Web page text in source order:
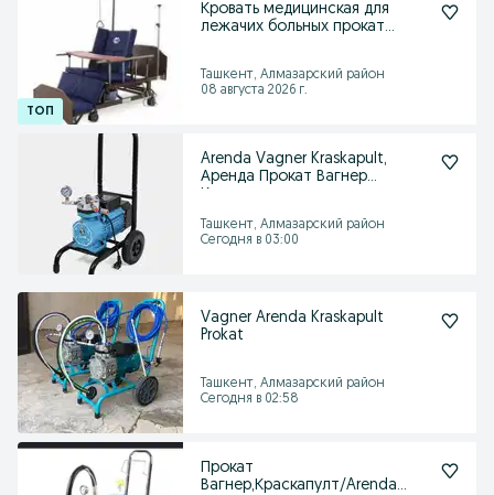
Кровать медицинская для
лежачих больных прокат
Ташкент, Алмазарский район
08 августа 2026 г.
Arenda Vagner Kraskapult,
Аренда Прокат Вагнер
Ташкент, Алмазарский район
Сегодня в 03:00
Vagner Arenda Kraskapult
Prokat
Ташкент, Алмазарский район
Сегодня в 02:58
Прокат
Вагнер,Краскапулт/Arenda